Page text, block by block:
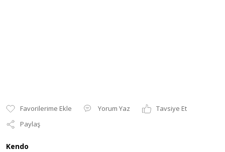
Yorum Yaz
Tavsiye Et
Paylaş
Kendo